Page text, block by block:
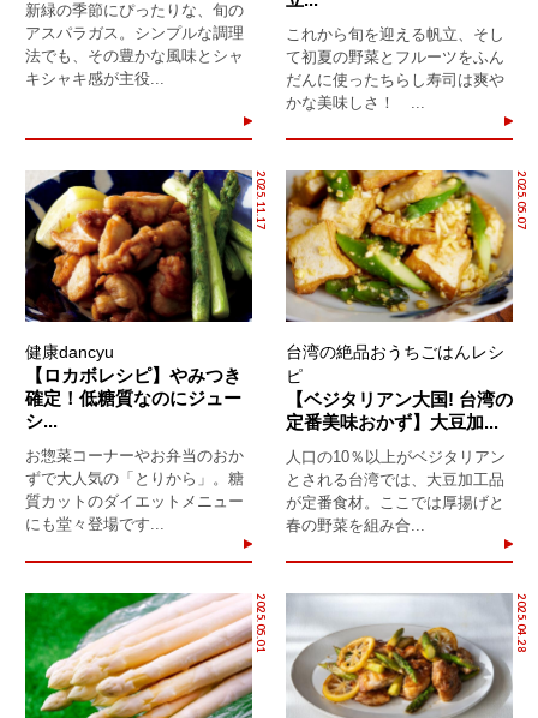
新緑の季節にぴったりな、旬の
アスパラガス。シンプルな調理
法でも、その豊かな風味とシャ
キシャキ感が主役...
これから旬を迎える帆立、そし
て初夏の野菜とフルーツをふん
だんに使ったちらし寿司は爽や
かな美味しさ！ ...
2025.11.17
健康dancyu
【ロカボレシピ】やみつき
確定！低糖質なのにジュー
シ...
お惣菜コーナーやお弁当のおか
ずで大人気の「とりから」。糖
質カットのダイエットメニュー
にも堂々登場です...
2025.05.07
台湾の絶品おうちごはんレシ
ピ
【ベジタリアン大国! 台湾の
定番美味おかず】大豆加...
人口の10％以上がベジタリアン
とされる台湾では、大豆加工品
が定番食材。ここでは厚揚げと
春の野菜を組み合...
2025.05.01 2025.04.28